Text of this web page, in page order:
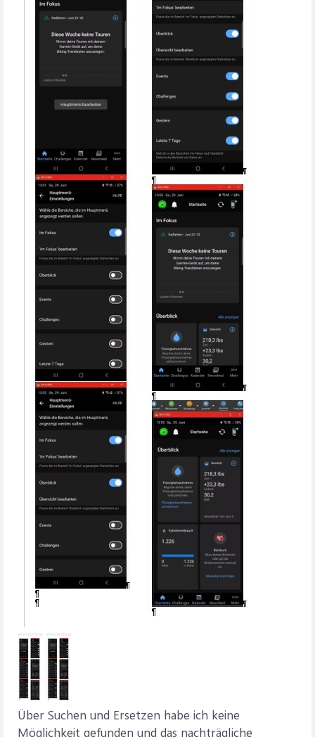
Über Suchen und Ersetzen habe ich keine
Möglichkeit gefunden und das nachträgliche